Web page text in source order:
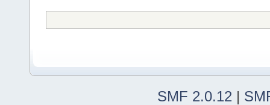
SMF 2.0.12 |